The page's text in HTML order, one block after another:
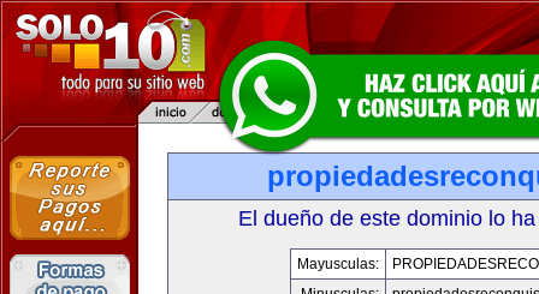
El dueño de este dominio lo
Mayusculas: